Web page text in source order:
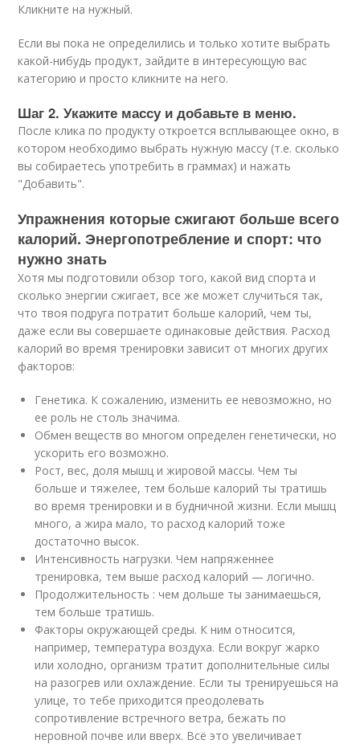
Кликните на нужный.
Если вы пока не определились и только хотите выбрать
какой-нибудь продукт, зайдите в интересующую вас
категорию и просто кликните на него.
Шаг 2. Укажите массу и добавьте в меню.
После клика по продукту откроется всплывающее окно, в
котором необходимо выбрать нужную массу (т.е. сколько
вы собираетесь употребить в граммах) и нажать
"Добавить".
Упражнения которые сжигают больше всего
калорий. Энергопотребление и спорт: что
нужно знать
Хотя мы подготовили обзор того, какой вид спорта и
сколько энергии сжигает, все же может случиться так,
что твоя подруга потратит больше калорий, чем ты,
даже если вы совершаете одинаковые действия. Расход
калорий во время тренировки зависит от многих других
факторов:
Генетика. К сожалению, изменить ее невозможно, но
ее роль не столь значима.
Обмен веществ во многом определен генетически, но
ускорить его возможно.
Рост, вес, доля мышц и жировой массы. Чем ты
больше и тяжелее, тем больше калорий ты тратишь
во время тренировки и в будничной жизни. Если мышц
много, а жира мало, то расход калорий тоже
достаточно высок.
Интенсивность нагрузки. Чем напряженнее
тренировка, тем выше расход калорий — логично.
Продолжительность : чем дольше ты занимаешься,
тем больше тратишь.
Факторы окружающей среды. К ним относится,
например, температура воздуха. Если вокруг жарко
или холодно, организм тратит дополнительные силы
на разогрев или охлаждение. Если ты тренируешься на
улице, то тебе приходится преодолевать
сопротивление встречного ветра, бежать по
неровной почве или вверх. Всё это увеличивает